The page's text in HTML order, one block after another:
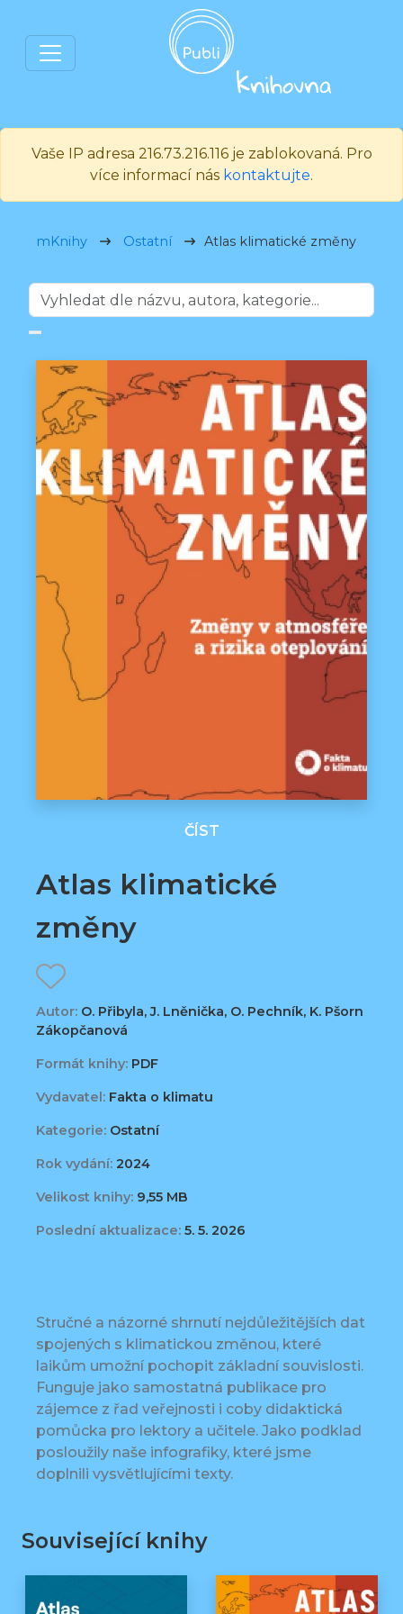
Vaše IP adresa 216.73.216.116 je zablokovaná. Pro
více informací nás kontaktujte.
mKnihy Ostatní Atlas klimatické změny
ČÍST
Atlas klimatické
změny
Autor: O. Přibyla, J. Lněnička, O. Pechník, K. Pšorn
Zákopčanová
Formát knihy: PDF
Vydavatel: Fakta o klimatu
Kategorie: Ostatní
Rok vydání: 2024
Velikost knihy: 9,55 MB
Poslední aktualizace: 5. 5. 2026
Stručné a názorné shrnutí nejdůležitějších dat
spojených s klimatickou změnou, které
laikům umožní pochopit základní souvislosti.
Funguje jako samostatná publikace pro
zájemce z řad veřejnosti i coby didaktická
pomůcka pro lektory a učitele. Jako podklad
posloužily naše infografiky, které jsme
doplnili vysvětlujícími texty.
Související knihy